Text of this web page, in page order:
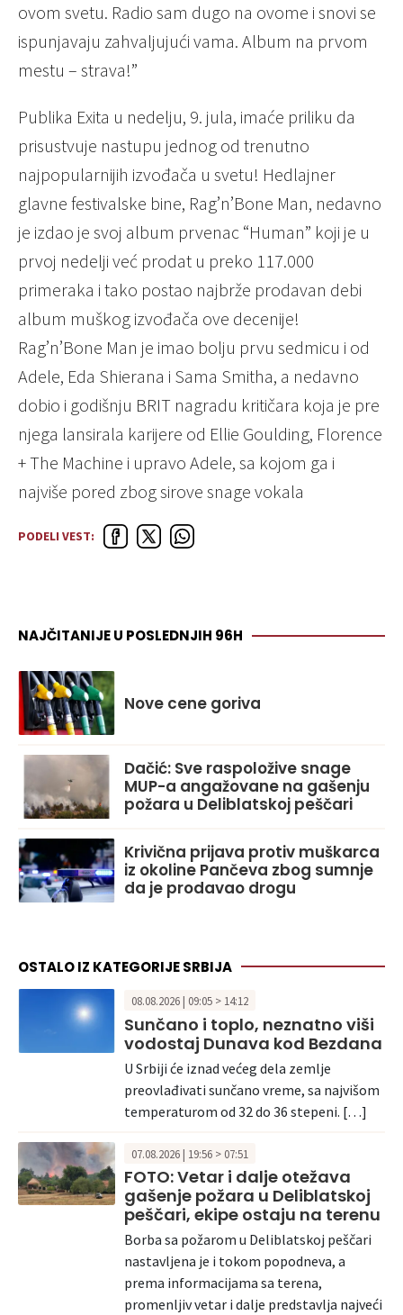
ovom svetu. Radio sam dugo na ovome i snovi se
ispunjavaju zahvaljujući vama. Album na prvom
mestu – strava!”
Publika Exita u nedelju, 9. jula, imaće priliku da
prisustvuje nastupu jednog od trenutno
najpopularnijih izvođača u svetu! Hedlajner
glavne festivalske bine, Rag’n’Bone Man, nedavno
je izdao je svoj album prvenac “Human” koji je u
prvoj nedelji već prodat u preko 117.000
primeraka i tako postao najbrže prodavan debi
album muškog izvođača ove decenije!
Rag’n’Bone Man je imao bolju prvu sedmicu i od
Adele, Eda Shierana i Sama Smitha, a nedavno
dobio i godišnju BRIT nagradu kritičara koja je pre
njega lansirala karijere od Ellie Goulding, Florence
+ The Machine i upravo Adele, sa kojom ga i
najviše pored zbog sirove snage vokala
PODELI VEST:
NAJČITANIJE U POSLEDNJIH 96H
Nove cene goriva
Dačić: Sve raspoložive snage
MUP-a angažovane na gašenju
požara u Deliblatskoj peščari
Krivična prijava protiv muškarca
iz okoline Pančeva zbog sumnje
da je prodavao drogu
OSTALO IZ KATEGORIJE SRBIJA
08.08.2026 | 09:05 > 14:12
Sunčano i toplo, neznatno viši
vodostaj Dunava kod Bezdana
U Srbiji će iznad većeg dela zemlje
preovlađivati sunčano vreme, sa najvišom
temperaturom od 32 do 36 stepeni. […]
07.08.2026 | 19:56 > 07:51
FOTO: Vetar i dalje otežava
gašenje požara u Deliblatskoj
peščari, ekipe ostaju na terenu
Borba sa požarom u Deliblatskoj peščari
nastavljena je i tokom popodneva, a
prema informacijama sa terena,
promenljiv vetar i dalje predstavlja najveći